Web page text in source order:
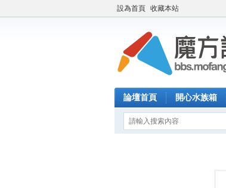
設為首頁 收藏本站
論壇首頁 開心水族箱